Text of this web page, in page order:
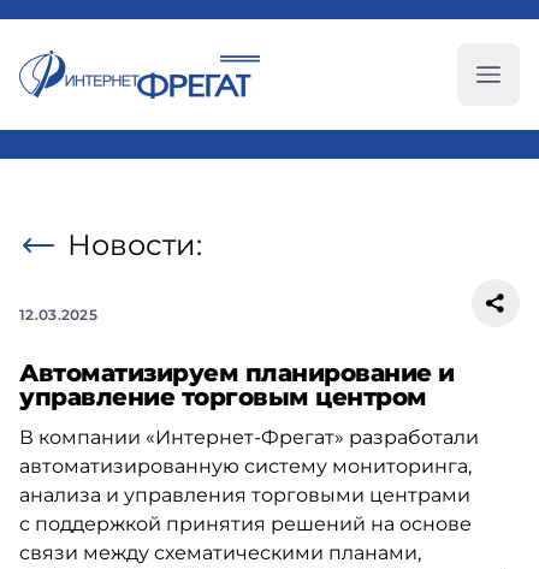
Новости:
12.03.2025
Автоматизируем планирование и
управление торговым центром
В компании «Интернет-Фрегат» разработали
автоматизированную систему мониторинга,
анализа и управления торговыми центрами
с поддержкой принятия решений на основе
связи между схематическими планами,